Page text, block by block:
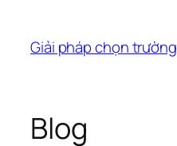
phầnGiải pháp chọn trường
Blog